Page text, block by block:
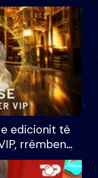
edicionit të
rrëmben
mijë eurosh